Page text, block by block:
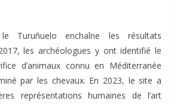
Turuñuelo enchaîne les résultats
les archéologues y ont identifié le
d’animaux connu en Méditerranée
par les chevaux. En 2023, le site a
représentations humaines de l’art